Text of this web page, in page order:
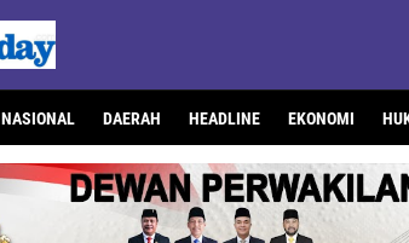
NASIONAL DAERAH HEADLINE EKONOMI